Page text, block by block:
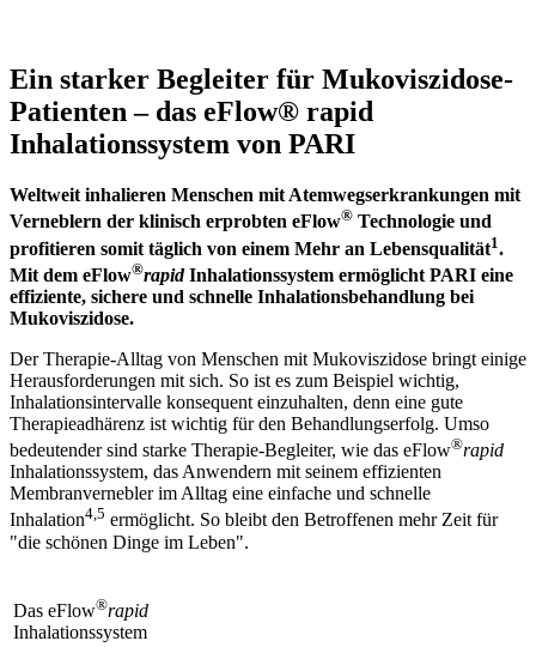
Ein starker Begleiter für Mukoviszidose-
Patienten – das eFlow® rapid
Inhalationssystem von PARI
Weltweit inhalieren Menschen mit Atemwegserkrankungen mit
Verneblern der klinisch erprobten eFlow® Technologie und
profitieren somit täglich von einem Mehr an Lebensqualität1.
Mit dem eFlow®rapidInhalationssystem ermöglicht PARI eine
effiziente, sichere und schnelle Inhalationsbehandlung bei
Mukoviszidose.
Der Therapie-Alltag von Menschen mit Mukoviszidose bringt einige
Herausforderungen mit sich. So ist es zum Beispiel wichtig,
Inhalationsintervalle konsequent einzuhalten, denn eine gute
Therapieadhärenz ist wichtig für den Behandlungserfolg. Umso
bedeutender sind starke Therapie-Begleiter, wie das eFlow®rapid
Inhalationssystem, das Anwendern mit seinem effizienten
Membranvernebler im Alltag eine einfache und schnelle
Inhalation4,5 ermöglicht. So bleibt den Betroffenen mehr Zeit für
"die schönen Dinge im Leben".
Das eFlow®rapid
Inhalationssystem